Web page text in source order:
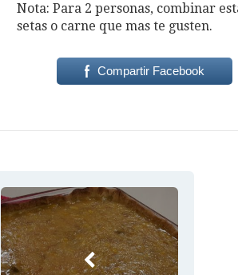
Nota: Para 2 personas, combinar
setas o carne que mas te gusten.
Compartir Facebook